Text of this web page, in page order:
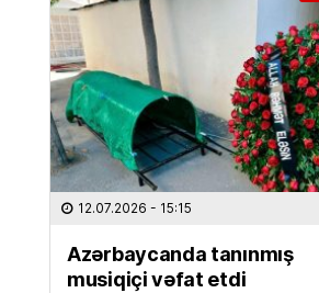
12.07.2026 - 15:15
Azərbaycanda tanınmış
musiqiçi vəfat etdi